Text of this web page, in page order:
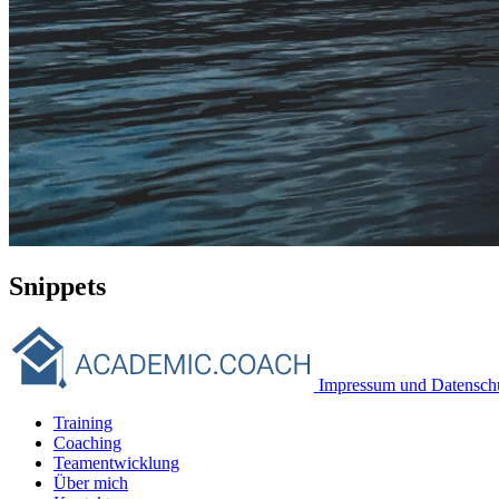
Snippets
Impressum und
Training
Coaching
Teamentwicklung
Über mich